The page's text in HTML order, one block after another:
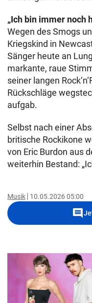
„Ich bin immer noch
Wegen des Smogs
Kriegskind in
Sänger heute an
markante, raue
seiner langen
Rückschläge
aufgab.
Selbst nach einer
britische Rockikone
von Eric Burdon aus
weiterhin Bestand:
Musik 10.05.2026 05:00
comment